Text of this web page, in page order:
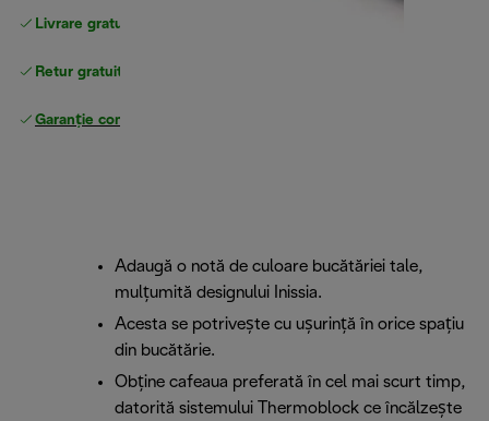
Livrare gratuită standard
Retur gratuit
Garanție completă
Adaugă o notă de culoare bucătăriei tale,
mulțumită designului Inissia.
Acesta se potrivește cu ușurință în orice spațiu
din bucătărie.
Obține cafeaua preferată în cel mai scurt timp,
datorită sistemului Thermoblock ce încălzește